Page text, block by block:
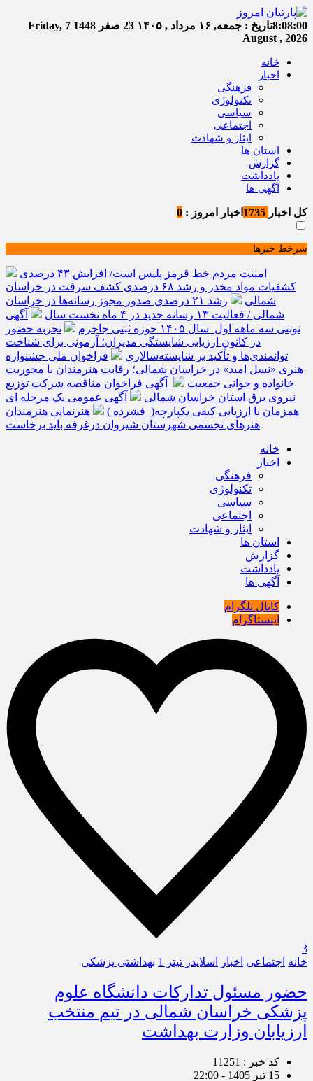
8:08:00تاریخ : جمعه, ۱۶ مرداد , ۱۴۰۵ 23 صفر 1448
Friday, 7
August , 2026
خانه
اخبار
فرهنگی
تکنولوژی
سیاسی
اجتماعی
ایثار و شهادت
استان ها
گزارش
یادداشت
آگهی ها
کل اخبار اخبار امروز : 0
سرخط خبرها
امنیت مردم خط قرمز پلیس است/ افزایش ۴۳ درصدی
کشفیات مواد مخدر و رشد ۶۸ درصدی کشف سرقت در خراسان
شمالی
رشد ۲۱ درصدی صدور مجوز رسانه‌ها در خراسان
شمالی / فعالیت ۱۳ رسانه جدید در ۴ ماه نخست سال
آگهی
نوبتی سه ماهه اول سال ۱۴۰۵ حوزه ثبتی جاجرم
تجربه حضور
در کانون ارزیابی شایستگی مدیران؛ آزمونی برای شناخت
توانمندی‌ها و تأکید بر شایسته‌سالاری
فراخوان ملی جشنواره
هنری «نسل امید» در خراسان شمالی؛ رقابت هنرمندان با محوریت
خانواده و جوانی جمعیت
آگهی فراخوان مناقصه شرکت توزیع
نیروی برق استان خراسان شمالی
آگهی عمومی یک مرحله ای
همزمان با ارزیابی کیفی یکپارچه( فشرده )
هنرنمایی هنرمندان
هنرهای تجسمی شهرستان شیروان درغرفه باید برخاست
خانه
اخبار
فرهنگی
تکنولوژی
سیاسی
اجتماعی
ایثار و شهادت
استان ها
گزارش
یادداشت
آگهی ها
کانال تلگرام
اینستاگرام
3
خانه اجتماعی اخبار اسلایدر تیتر 1 بهداشتی پزشکی
حضور مسئول تدارکات دانشگاه علوم
پزشکی خراسان شمالی در تیم منتخب
ارزیابان وزارت بهداشت
کد خبر : 11251
15 تیر 1405 - 22:00